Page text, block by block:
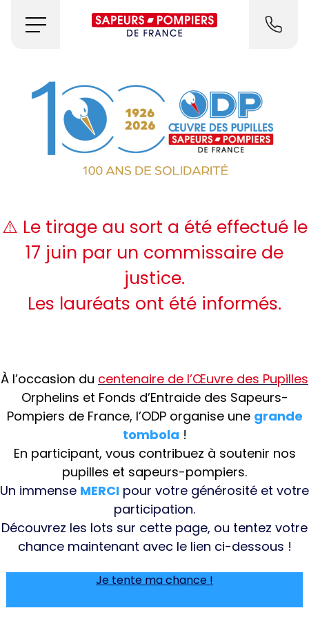
⚠️ Le tirage au sort a été effectué le
17 juin par un commissaire de
justice.
Les lauréats ont été informés.
À l’occasion du centenaire de l’Œuvre des Pupilles
Orphelins et Fonds d’Entraide des Sapeurs-
Pompiers de France, l’ODP organise une grande
tombola !
En participant, vous contribuez à soutenir nos
pupilles et sapeurs-pompiers.
Un immense MERCI pour votre générosité et votre
participation.
Découvrez les lots sur cette page, ou tentez votre
chance maintenant avec le lien ci-dessous !
Je tente ma chance !